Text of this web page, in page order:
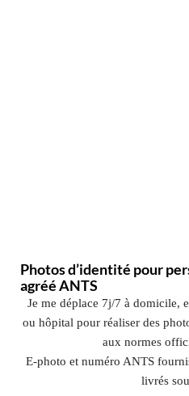
Photos d’identité pour
agréé ANTS
Je me déplace 7j/7 à domicile,
ou hôpital pour réaliser des
aux normes
E‑photo et numéro ANTS
livrés